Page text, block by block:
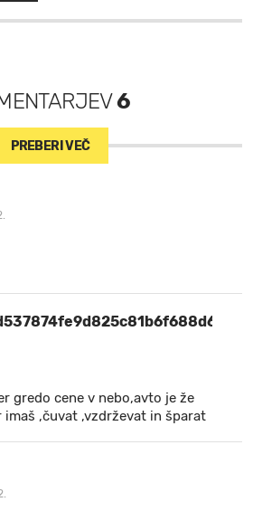
6
PREBERI VEČ
gredo cene v nebo,avto je že
,čuvat ,vzdrževat in šparat